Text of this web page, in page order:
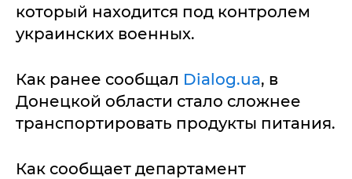
который находится под контролем
украинских военных.
Как ранее сообщал Dialog.ua, в
Донецкой области стало сложнее
транспортировать продукты питания.
Как сообщает департамент